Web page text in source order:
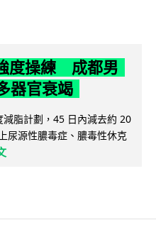
度操練 成都男
器官衰竭
脂計劃，45 日內減去約 20
尿源性膿毒症、膿毒性休克